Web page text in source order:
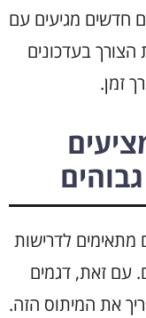
חדשים מגיעים עם
בעדכונים
זמן.
מציעים
מתאימים לדרישות
עם זאת, דגמים
להפריך את המיתוס הזה.